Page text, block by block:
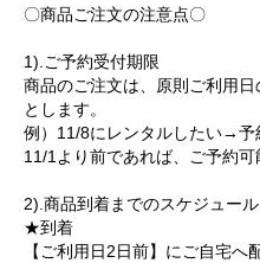
〇商品ご注文の注意点〇
1).ご予約受付期限
商品のご注文は、原則ご利用
とします。
例）11/8にレンタルしたい→予
11/1より前であれば、ご予約可
2).商品到着までのスケジュール
★到着
【ご利用日2日前】にご自宅へ